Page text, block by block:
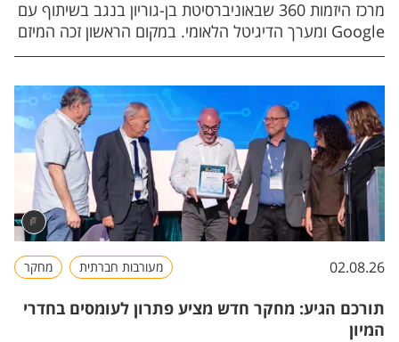
מרכז היזמות 360 שבאוניברסיטת בן-גוריון בנגב בשיתוף עם
Google ומערך הדיגיטל הלאומי. במקום הראשון זכה המיזם
- ARGUS , שפיתח עבור המשרד להגנת הסביבה מערכת
ממפעלים, וכבר נמצאת בשימוש המשרד.
מחקר מעורבות חברתית 02.08.26
תורכם הגיע: מחקר חדש מציע פתרון לעומסים בחדרי
המיון